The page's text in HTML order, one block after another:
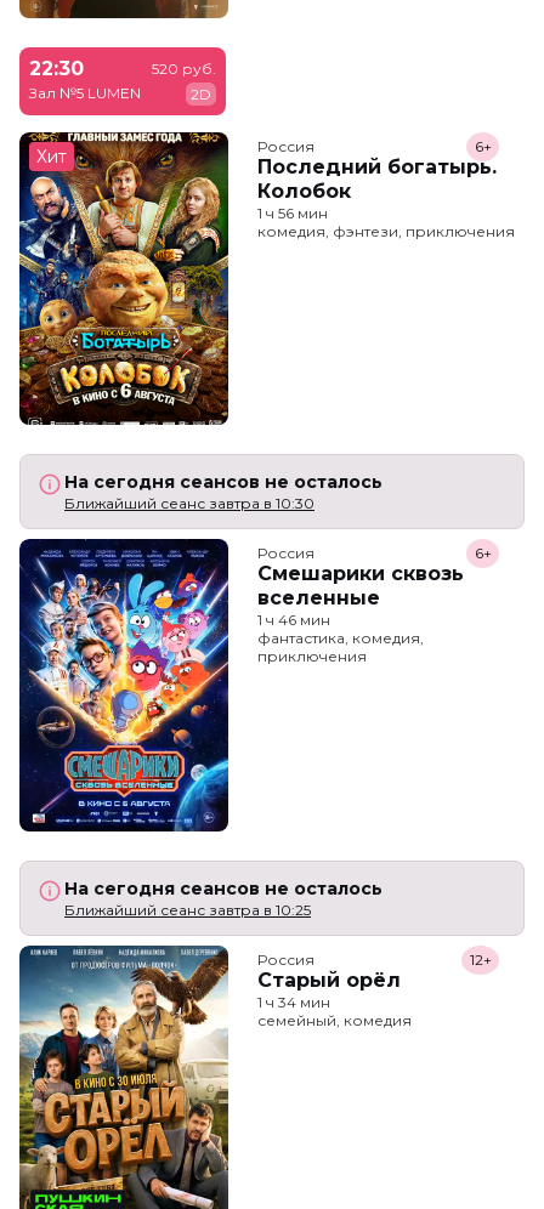
22:30
Зал №5 LUMEN
520 руб.
2D
Хит Россия
Последний богатырь.
Колобок
6+
1 ч 56 мин
комедия, фэнтези, приключения
На сегодня сеансов не осталось
Ближайший сеанс завтра в 10:30
Россия
Смешарики сквозь
вселенные
6+
1 ч 46 мин
фантастика, комедия,
приключения
На сегодня сеансов не осталось
Ближайший сеанс завтра в 10:25
Россия
Старый орёл
12+
1 ч 34 мин
семейный, комедия